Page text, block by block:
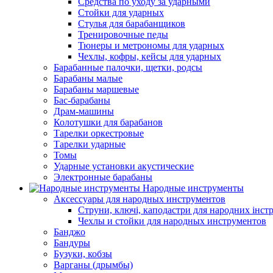
Стойки для ударных
Стулья для барабанщиков
Тренировочные педы
Тюнеры и метрономы для ударных
Чехлы, кофры, кейсы для ударных
Барабанные палочки, щетки, родсы
Барабаны малые
Барабаны маршевые
Бас-барабаны
Драм-машины
Колотушки для барабанов
Тарелки оркестровые
Тарелки ударные
Томы
Ударные установки акустические
Электронные барабаны
Народные инструменты
Аксессуары для народных инструментов
Струни, ключі, каподастри для народних
Чехлы и стойки для народных инструментов
Банджо
Бандуры
Бузуки, кобзы
Варганы (дрымбы)